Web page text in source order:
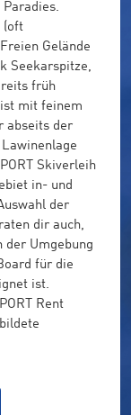
(oft
Gelände
Seekarspitze,
früh
mit feinem
abseits der
Skiverleih
in- und
der
dir auch,
der Umgebung
für die
ist.
Rent